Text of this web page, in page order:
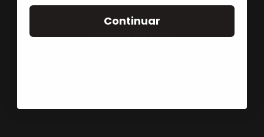
NEWSLETTER
Continuar